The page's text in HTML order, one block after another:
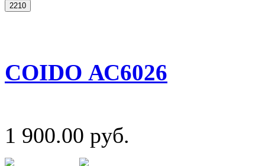
COIDO АС6026
1 900.00 руб.